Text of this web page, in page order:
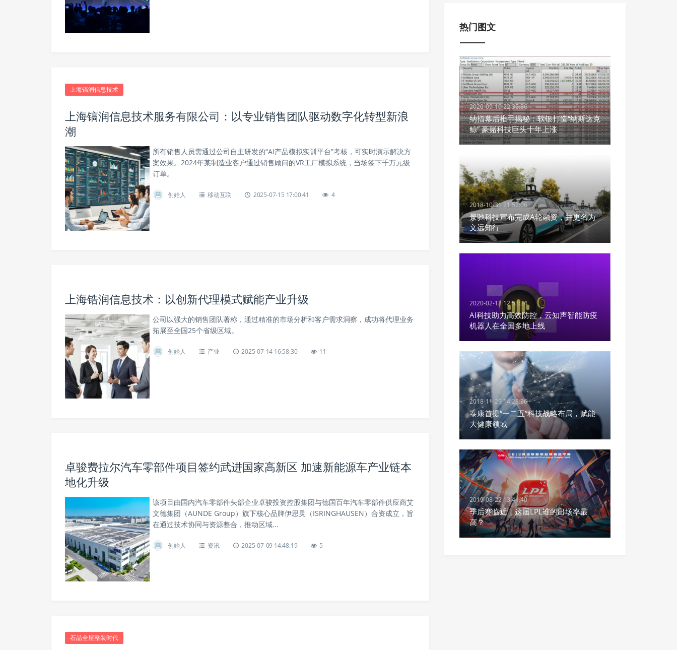
上海镐润信息技术
上海镐润信息技术服务有限公司：以专业销售团队驱动数字化转型新浪
潮
所有销售人员需通过公司自主研发的“AI产品模拟实训平台”考核，可实时演示解决方
案效果。2024年某制造业客户通过销售顾问的VR工厂模拟系统，当场签下千万元级
订单。
创始人 移动互联 2025-07-15 17:00:41 4
上海锆润信息技术：以创新代理模式赋能产业升级
公司以强大的销售团队著称，通过精准的市场分析和客户需求洞察，成功将代理业务
拓展至全国25个省级区域。
创始人 产业 2025-07-14 16:58:30 11
卓骏费拉尔汽车零部件项目签约武进国家高新区 加速新能源车产业链本
地化升级
该项目由国内汽车零部件头部企业卓骏投资控股集团与德国百年汽车零部件供应商艾
文德集团（AUNDE Group）旗下核心品牌伊思灵（ISRINGHAUSEN）合资成立，旨
在通过技术协同与资源整合，推动区域...
创始人 资讯 2025-07-09 14:48:19 5
石晶全屋整装时代
热门图文
2020-09-19 22:35:36
纳指幕后推手揭秘：软银打造“纳斯达克
鲸” 豪赌科技巨头十年上涨
2018-10-31 21:52:06
景驰科技宣布完成A轮融资，并更名为
文远知行
2020-02-13 12:53:34
AI科技助力高效防控，云知声智能防疫
机器人在全国多地上线
2018-11-29 14:28:36
泰康首提“一二五”科技战略布局，赋能
大健康领域
2019-08-22 13:41:40
季后赛临近，这届LPL谁的出场率最
高？